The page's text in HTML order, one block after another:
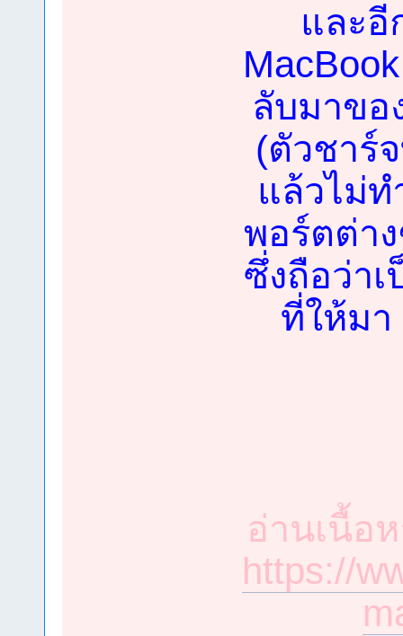
และ
ลับมาขอ
(ตัวชาร์
แล้วไม่ท
พอร์ตต่า
ซึ่งถือว่า
ที่ให้ม
อ่านเนื้อ
https://